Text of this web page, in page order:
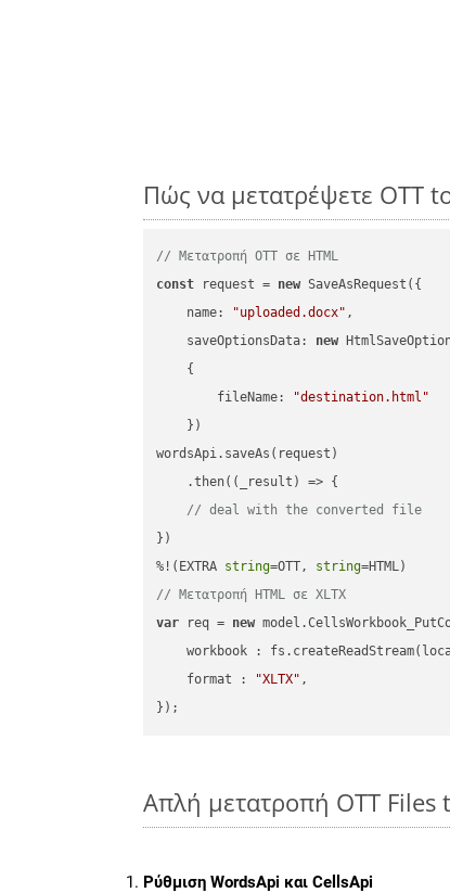
Πώς να μετατρέψετε OTT
// Μετατροπή OTT σε HTML
const request = new SaveAsRequest({
name: "uploaded.docx" ,
saveOptionsData: new
    {
fileName:
"destination.html"
    })
wordsApi.saveAs(request)
    .then(
( _result ) => {
// deal with the converted file
})
%!(EXTRA string=OTT, string
// Μετατροπή HTML σε XLTX
var req = new
workbook :
format : "XLTX" ,
Απλή μετατροπή OTT Files
Ρύθμιση WordsApi και CellsApi